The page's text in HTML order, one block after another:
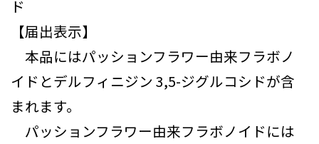
ド
【届出表示】
本品にはパッションフラワー由来フラボノ
イドとデルフィニジン 3,5-ジグルコシドが含
まれます。
パッションフラワー由来フラボノイドには